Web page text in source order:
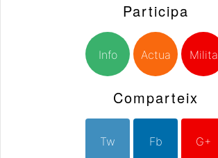
Participa
Info Actua Milita
Comparteix
Tw Fb G+